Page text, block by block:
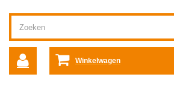
Winkelwagen